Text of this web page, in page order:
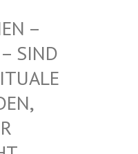
INF
– I
VON